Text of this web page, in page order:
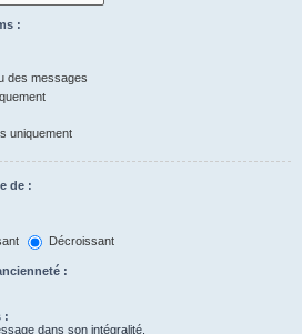
:
des messages
uniquement
de :
Décroissant
:
:
dans son intégralité.